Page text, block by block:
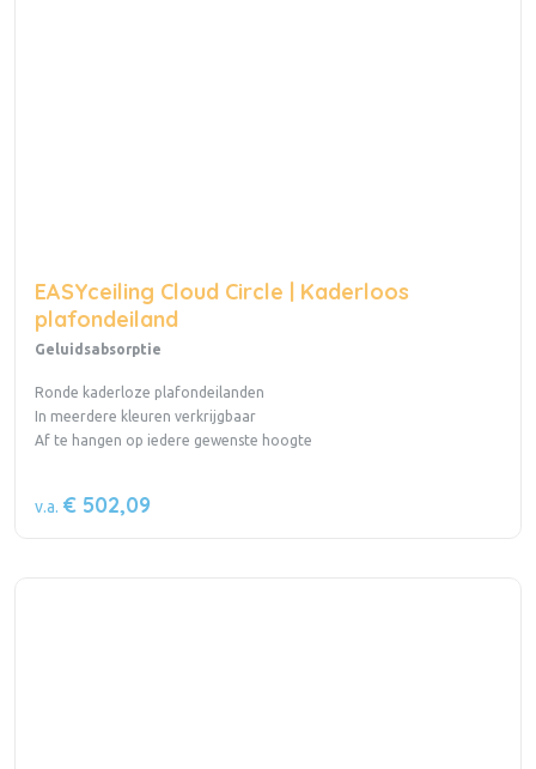
EASYceiling Cloud Circle | Kaderloos
plafondeiland
Geluidsabsorptie
Ronde kaderloze plafondeilanden
In meerdere kleuren verkrijgbaar
Af te hangen op iedere gewenste hoogte
v.a. € 502,09